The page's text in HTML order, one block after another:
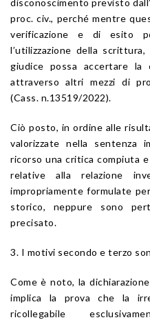
disconoscimento previsto
proc. civ., perché mentre
verificazione e di esito
l’utilizzazione della
giudice possa accertare la
attraverso altri mezzi di
(Cass. n.13519/2022).
Ciò posto, in ordine alle
valorizzate nella sentenza
ricorso una critica compiuta
relative alla relazione
impropriamente formulate
storico, neppure sono
precisato.
3. I motivi secondo e terzo
Come è noto, la
implica la prova che la
ricollegabile